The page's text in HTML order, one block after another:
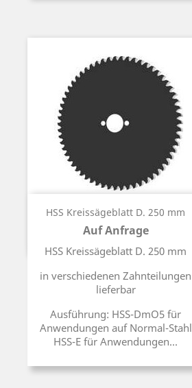
HSS Kreissägeblatt D. 250 mm
Auf Anfrage
Preis
HSS Kreissägeblatt D. 250 mm
in verschiedenen Zahnteilungen
lieferbar
Ausführung: HSS-DmO5 für
Anwendungen auf Normal-Stahl
HSS-E für Anwendungen...